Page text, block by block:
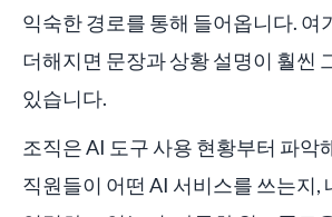
익숙한 경로를 통해 들어옵니다. 여
더해지면 문장과 상황 설명이 훨씬
있습니다.
조직은 AI 도구 사용 현황부터 파악
직원들이 어떤 AI 서비스를 쓰는지,